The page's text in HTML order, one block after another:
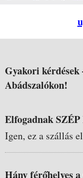
Gyakori
Abádszalókon!
Elfogadnak
Igen, ez a szállás
Hány férőhelyes a